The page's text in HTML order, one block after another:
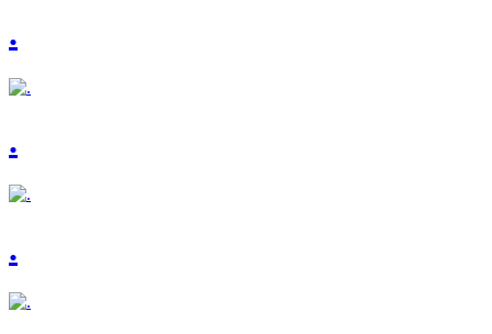
.
.
.